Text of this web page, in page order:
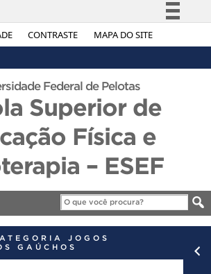
CONTRASTE MAPA DO SITE
Simplifique!
Acesso à informação
Legislação
Canais
Federal de Pelotas
Superior de
Física e
– ESEF
JOGOS
GAÚCHOS